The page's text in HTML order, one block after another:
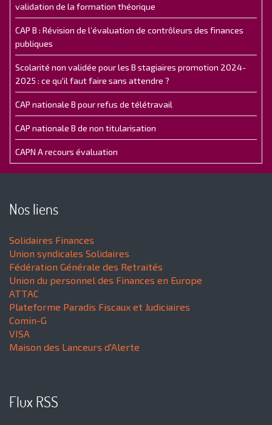
validation de la formation théorique
CAP B : Révision de l’évaluation de contrôleurs des finances
publiques
Scolarité non validée pour les B stagiaires promotion 2024-
2025 : ce qu'il faut faire sans attendre ?
CAP nationale B pour refus de télétravail
CAP nationale B de non titularisation
CAPN A recours évaluation
Nos liens
Solidaires Finances
Union syndicales Solidaires
Fédération Générale des Retraités
Union du personnel des Finances en Europe
ATTAC
Plateforme Paradis Fiscaux et Judiciaires
Comin-G
VISA
Maison des Lanceurs d'Alerte
Flux RSS